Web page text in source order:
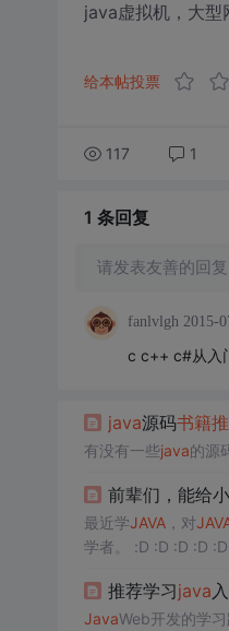
java虚拟机，大型
给本帖投票
117 1
1 条回复
请发表友善的回
fanlvlgh 2015-
c c++ c#从入
java源码书籍
有没有一些java的源
前辈们，能给
最近学JAVA，对
学
推荐学习java
Java